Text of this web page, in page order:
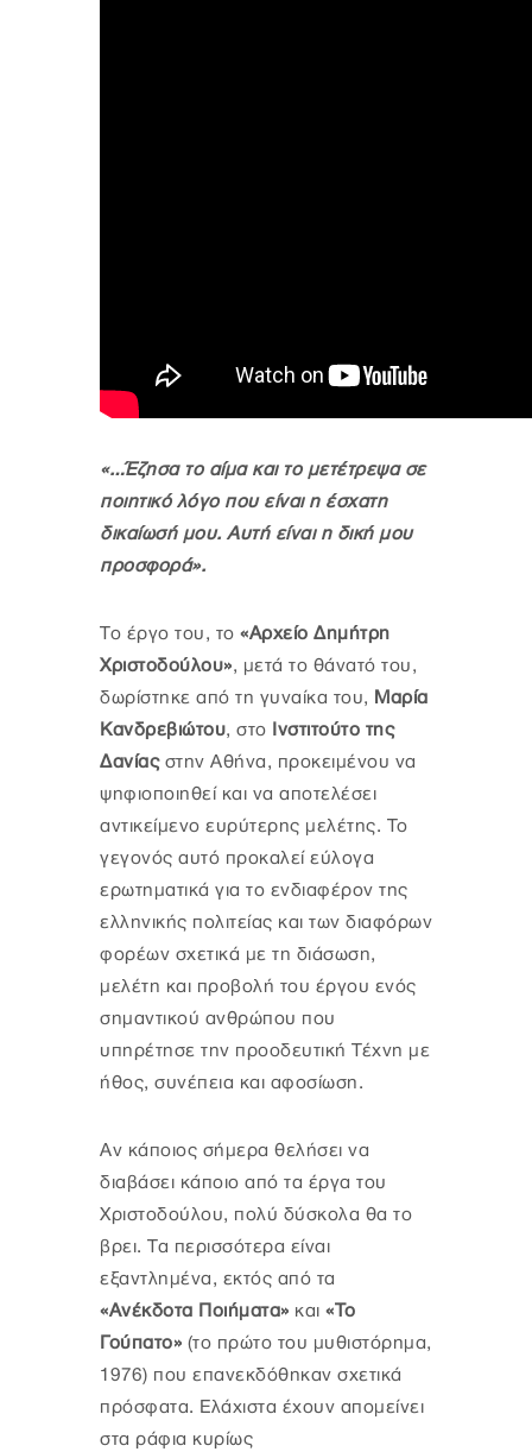
«…Έζησα το αίμα και το μετέτρεψα σε
ποιητικό λόγο που είναι η έσχατη
δικαίωσή μου. Αυτή είναι η δική μου
προσφορά».
Το έργο του, το «Αρχείο Δημήτρη
Χριστοδούλου», μετά το θάνατό του,
δωρίστηκε από τη γυναίκα του, Μαρία
Κανδρεβιώτου, στο Ινστιτούτο της
Δανίαςστην Αθήνα, προκειμένου να
ψηφιοποιηθεί και να αποτελέσει
αντικείμενο ευρύτερης μελέτης. Το
γεγονός αυτό προκαλεί εύλογα
ερωτηματικά για το ενδιαφέρον της
ελληνικής πολιτείας και των διαφόρων
φορέων σχετικά με τη διάσωση,
μελέτη και προβολή του έργου ενός
σημαντικού ανθρώπου που
υπηρέτησε την προοδευτική Τέχνη με
ήθος, συνέπεια και αφοσίωση.
Αν κάποιος σήμερα θελήσει να
διαβάσει κάποιο από τα έργα του
Χριστοδούλου, πολύ δύσκολα θα το
βρει. Τα περισσότερα είναι
εξαντλημένα, εκτός από τα
«Ανέκδοτα Ποιήματα» και «Το
Γούπατο» (το πρώτο του μυθιστόρημα,
1976) που επανεκδόθηκαν σχετικά
πρόσφατα. Ελάχιστα έχουν απομείνει
στα ράφια κυρίως